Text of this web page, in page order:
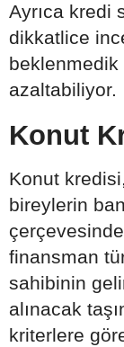
Ayrıca kredi
dikkatlice
beklenmedik
azaltabiliyor.
Konut
Konut
bireylerin
finansman
sahibinin
alınacak
kriterlere